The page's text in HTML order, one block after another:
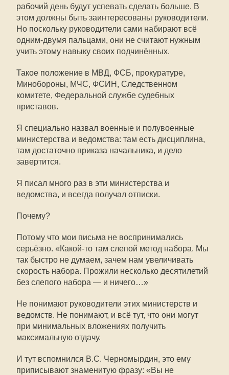
рабочий день будут успевать сделать больше. В
этом должны быть заинтересованы руководители.
Но поскольку руководители сами набирают всё
одним-двумя пальцами, они не считают нужным
учить этому навыку своих подчинённых.
Такое положение в МВД, ФСБ, прокуратуре,
Минобороны, МЧС, ФСИН, Следственном
комитете, Федеральной службе судебных
приставов.
Я специально назвал военные и полувоенные
министерства и ведомства: там есть дисциплина,
там достаточно приказа начальника, и дело
завертится.
Я писал много раз в эти министерства и
ведомства, и всегда получал отписки.
Почему?
Потому что мои письма не воспринимались
серьёзно. «Какой-то там слепой метод набора. Мы
так быстро не думаем, зачем нам увеличивать
скорость набора. Прожили несколько десятилетий
без слепого набора — и ничего…»
Не понимают руководители этих министерств и
ведомств. Не понимают, и всё тут, что они могут
при минимальных вложениях получить
максимальную отдачу.
И тут вспомнился В.С. Черномырдин, это ему
приписывают знаменитую фразу: «Вы не